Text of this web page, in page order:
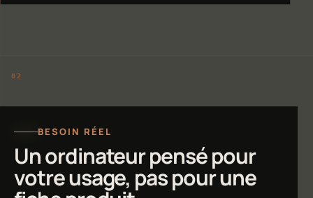
BESOIN RÉEL
Un ordinateur pensé pour
votre usage, pas pour une